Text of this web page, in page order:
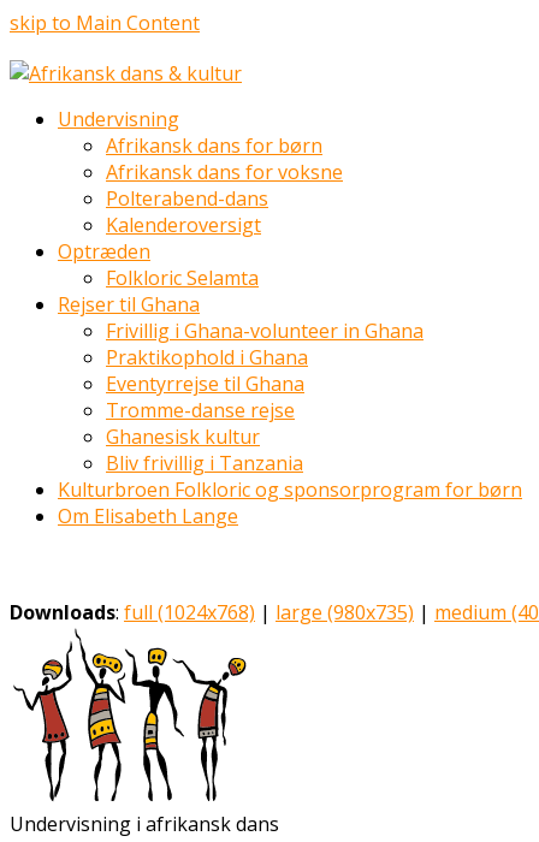
skip to Main Content
Undervisning
Afrikansk dans for børn
Afrikansk dans for voksne
Polterabend-dans
Kalenderoversigt
Optræden
Folkloric Selamta
Rejser til Ghana
Frivillig i Ghana-volunteer in Ghana
Praktikophold i Ghana
Eventyrrejse til Ghana
Tromme-danse rejse
Ghanesisk kultur
Bliv frivillig i Tanzania
Kulturbroen Folkloric og sponsorprogram for børn
Om Elisabeth Lange
Downloads: full (1024x768) | large (980x735) | medium
Undervisning i afrikansk dans